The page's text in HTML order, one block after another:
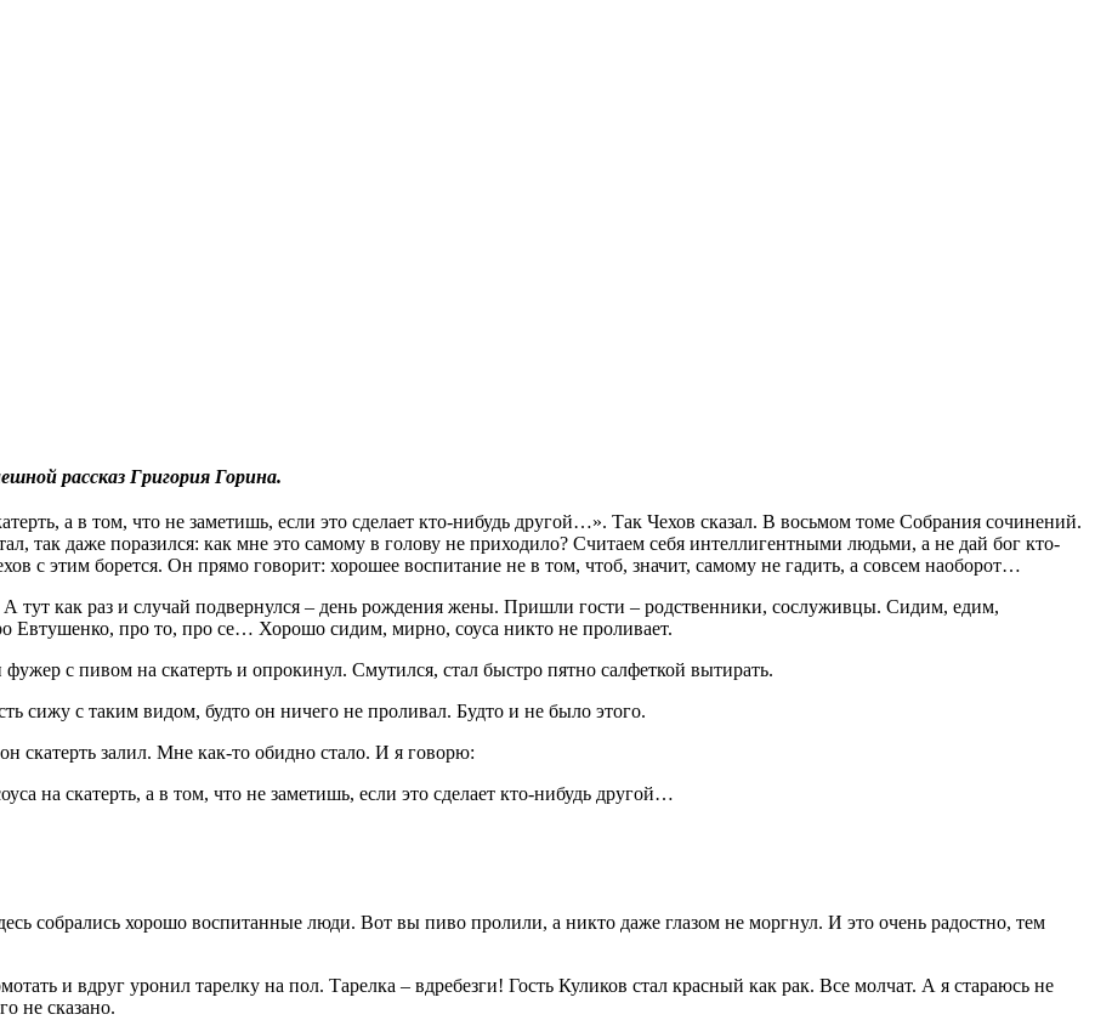
рассказ Григория Горина.
а в том, что не заметишь, если это сделает кто-нибудь другой…». Так Чехов сказал. В восьмом томе Собрания сочинений.
так даже поразился: как мне это самому в голову не приходило? Считаем себя интеллигентными людьми, а не дай бог кто-
с этим борется. Он прямо говорит: хорошее воспитание не в том, чтоб, значит, самому не гадить, а совсем наоборот…
А тут как раз и случай подвернулся – день рождения жены. Пришли гости – родственники, сослуживцы. Сидим, едим,
Евтушенко, про то, про се… Хорошо сидим, мирно, соуса никто не проливает.
с пивом на скатерть и опрокинул. Смутился, стал быстро пятно салфеткой вытирать.
сижу с таким видом, будто он ничего не проливал. Будто и не было этого.
скатерть залил. Мне как-то обидно стало. И я говорю:
на скатерть, а в том, что не заметишь, если это сделает кто-нибудь другой…
собрались хорошо воспитанные люди. Вот вы пиво пролили, а никто даже глазом не моргнул. И это очень радостно, тем
и вдруг уронил тарелку на пол. Тарелка – вдребезги! Гость Куликов стал красный как рак. Все молчат. А я стараюсь не
не сказано.